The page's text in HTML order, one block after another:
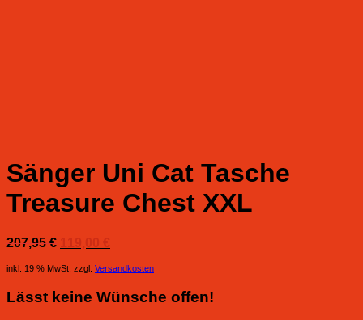
Sänger Uni Cat Tasche
Treasure Chest XXL
207,95€ Ursprünglicher
war:
119,00 €
ist:
inkl. 19 % MwSt. zzgl. Versandkosten
Lässt keine Wünsche offen!